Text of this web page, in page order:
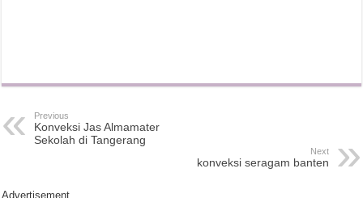
Previous
Konveksi Jas Almamater
Sekolah di Tangerang
Next
konveksi seragam banten
Advertisement